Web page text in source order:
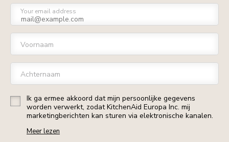
Your email address
Voornaam
Achternaam
Ik ga ermee akkoord dat mijn persoonlijke gegevens
worden verwerkt, zodat KitchenAid Europa Inc. mij
marketingberichten kan sturen via elektronische kanalen.
Meer lezen